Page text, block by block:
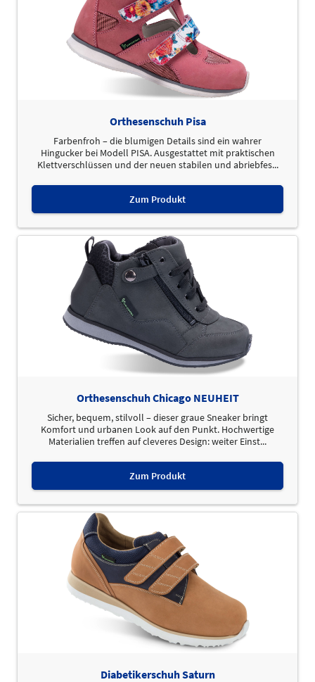
Orthesenschuh Pisa
Farbenfroh – die blumigen Details sind ein wahrer
Hingucker bei Modell PISA. Ausgestattet mit praktischen
Klettverschlüssen und der neuen stabilen und abriebfes...
Zum Produkt
Orthesenschuh Chicago NEUHEIT
Sicher, bequem, stilvoll – dieser graue Sneaker bringt
Komfort und urbanen Look auf den Punkt. Hochwertige
Materialien treffen auf cleveres Design: weiter Einst...
Zum Produkt
Diabetikerschuh Saturn